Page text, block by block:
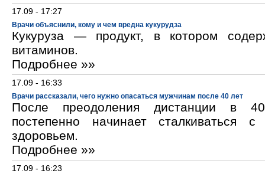
17.09 - 17:27
Врачи объяснили, кому и чем вредна кукурудза
Кукуруза — продукт, в котором
витаминов.
Подробнее »»
17.09 - 16:33
Врачи рассказали, чего нужно опасаться мужчинам после 40 лет
После преодоления дистанции в
постепенно начинает сталкиваться
здоровьем.
Подробнее »»
17.09 - 16:23